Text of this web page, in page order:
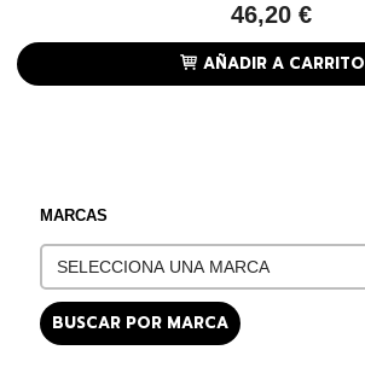
MARCAS
46,20 €
AÑADIR A CARRITO